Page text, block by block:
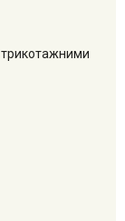
трикотажними